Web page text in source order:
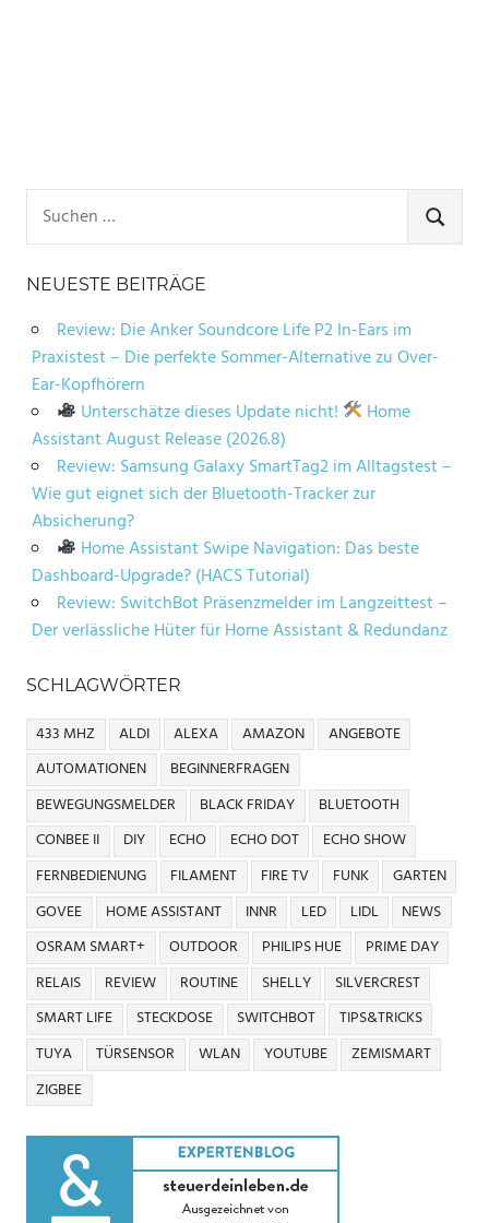
nach:
SUCHEN
NEUESTE BEITRÄGE
Review: Die Anker Soundcore Life P2 In-Ears im
Praxistest – Die perfekte Sommer-Alternative zu Over-
Ear-Kopfhörern
Unterschätze dieses Update nicht!
Home
Assistant August Release (2026.8)
Review: Samsung Galaxy SmartTag2 im Alltagstest –
Wie gut eignet sich der Bluetooth-Tracker zur
Absicherung?
Home Assistant Swipe Navigation: Das beste
Dashboard-Upgrade? (HACS Tutorial)
Review: SwitchBot Präsenzmelder im Langzeittest –
Der verlässliche Hüter für Home Assistant & Redundanz
SCHLAGWÖRTER
433 MHZ ALDI ALEXA AMAZON
ANGEBOTE
AUTOMATIONEN
BEGINNERFRAGEN
BEWEGUNGSMELDER
BLACK FRIDAY
BLUETOOTH
CONBEE II
DIY ECHO ECHO DOT
ECHO SHOW
FERNBEDIENUNG
FILAMENT FIRE TV FUNK
GARTEN
GOVEE
HOME ASSISTANT INNR LED LIDL
NEWS
OSRAM SMART+
OUTDOOR PHILIPS HUE
PRIME DAY
RELAIS
REVIEW ROUTINE SHELLY
SILVERCREST
SMART LIFE
STECKDOSE SWITCHBOT
TIPS&TRICKS
TUYA
TÜRSENSOR WLAN YOUTUBE
ZEMISMART
ZIGBEE